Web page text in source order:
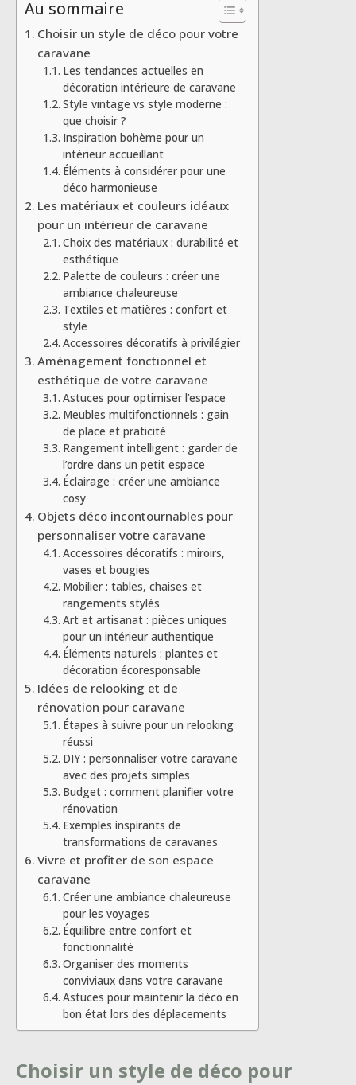
Au sommaire
Choisir un style de déco pour votre
caravane
Les tendances actuelles en
décoration intérieure de caravane
Style vintage vs style moderne :
que choisir ?
Inspiration bohème pour un
intérieur accueillant
Éléments à considérer pour une
déco harmonieuse
Les matériaux et couleurs idéaux
pour un intérieur de caravane
Choix des matériaux : durabilité et
esthétique
Palette de couleurs : créer une
ambiance chaleureuse
Textiles et matières : confort et
style
Accessoires décoratifs à privilégier
Aménagement fonctionnel et
esthétique de votre caravane
Astuces pour optimiser l’espace
Meubles multifonctionnels : gain
de place et praticité
Rangement intelligent : garder de
l’ordre dans un petit espace
Éclairage : créer une ambiance
cosy
Objets déco incontournables pour
personnaliser votre caravane
Accessoires décoratifs : miroirs,
vases et bougies
Mobilier : tables, chaises et
rangements stylés
Art et artisanat : pièces uniques
pour un intérieur authentique
Éléments naturels : plantes et
décoration écoresponsable
Idées de relooking et de
rénovation pour caravane
Étapes à suivre pour un relooking
réussi
DIY : personnaliser votre caravane
avec des projets simples
Budget : comment planifier votre
rénovation
Exemples inspirants de
transformations de caravanes
Vivre et profiter de son espace
caravane
Créer une ambiance chaleureuse
pour les voyages
Équilibre entre confort et
fonctionnalité
Organiser des moments
conviviaux dans votre caravane
Astuces pour maintenir la déco en
bon état lors des déplacements
Choisir un style de déco pour